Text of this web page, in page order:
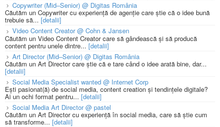
Copywriter (Mid–Senior) @ Digitas România
Căutăm un Copywriter cu experiență de agenție care știe că o idee bună
trebuie să... [detalii]
Video Content Creator @ Cohn & Jansen
Căutăm un Video Content Creator care să gândească și să producă
content pentru unele dintre... [detalii]
Art Director (Mid–Senior) @ Digitas România
Căutăm un Art Director care știe că e tare când o idee arată bine, dar...
[detalii]
Social Media Specialist wanted @ Internet Corp
Ești pasionat(ă) de social media, content creation și tendințele digitale?
Ai un ochi format pentru... [detalii]
Social Media Art Director @ pastel
Căutăm un Art Director cu experiență în social media, care să știe cum
să transforme... [detalii]